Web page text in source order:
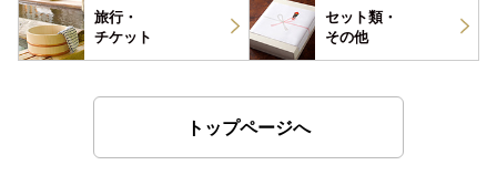
旅行・
チケット
セット類・
その他
トップページへ